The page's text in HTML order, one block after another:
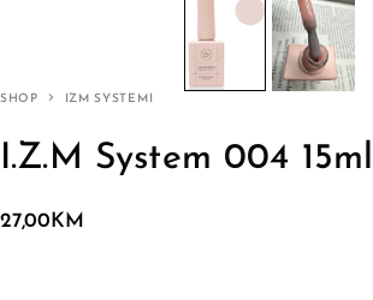
SHOP IZM SYSTEMI
I.Z.M System 004 15ml
27,00 KM